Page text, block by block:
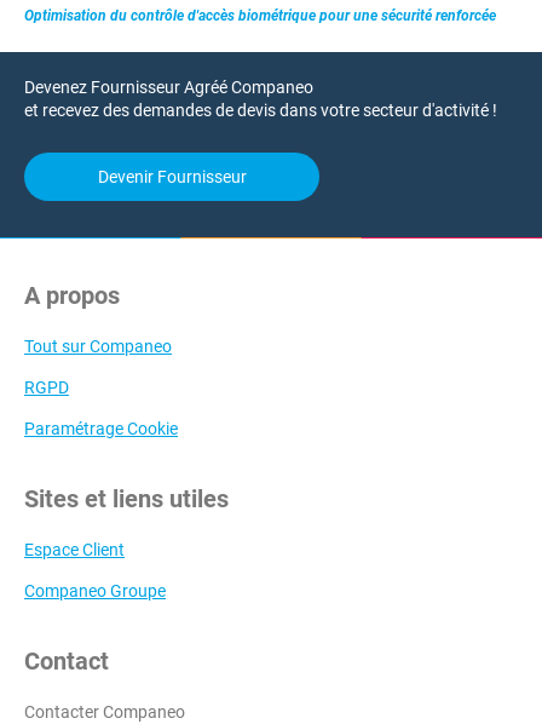
Optimisation du contrôle d'accès biométrique pour une sécurité renforcée
Devenez Fournisseur Agréé Companeo
et recevez des demandes de devis dans votre secteur d'activité !
Devenir Fournisseur
A propos
Tout sur Companeo
RGPD
Paramétrage Cookie
Sites et liens utiles
Espace Client
Companeo Groupe
Contact
Contacter Companeo